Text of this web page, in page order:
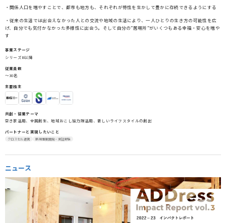
・関係人口を増やすことで、都市も地方も、それぞれが特性を生かして豊かに存続できるようにする
・従来の生活では出会えなかった人との交流や地域の生活により、一人ひとりの生き方の可能性を広
げ、自分でも気付かなかった多様性に出会う。そして自分の”居場所”がいくつもある幸福・安心を増や
す
事業ステージ
シリーズB以降
従業員数
〜30名
主要株主
共創・協業テーマ
空き家活用、全国創生、地域おこし協力隊活用、新しいライフスタイルの創出
パートナーと実現したいこと
クロスセル連携 新規事業開発・実証実験
ニュース